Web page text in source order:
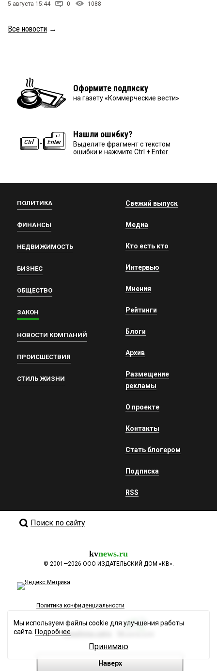
5 августа 15:44 0 1088
Все новости →
Оформите подписку
на газету «Коммерческие вести»
Нашли ошибку?
Выделите фрагмент с текстом
ошибки и нажмите Ctrl + Enter.
ПОЛИТИКА
ФИНАНСЫ
НЕДВИЖИМОСТЬ
БИЗНЕС
ОБЩЕСТВО
ЗАКОН
НОВОСТИ КОМПАНИЙ
ПРОИСШЕСТВИЯ
СТИЛЬ ЖИЗНИ
Свежий выпуск
Медиа
Кто есть кто
Интервью
Мнения
Рейтинги
Блоги
Архив
Размещение
рекламы
О проекте
Контакты
Стать блогером
Подписка
RSS
Поиск по сайту
kvnews.ru
© 2001—2026 ООО ИЗДАТЕЛЬСКИЙ ДОМ «КВ».
Политика конфиденциальности
Разработка сайта
Наверх
Мы используем файлы cookie для улучшения работы
сайта. Подробнее
Принимаю